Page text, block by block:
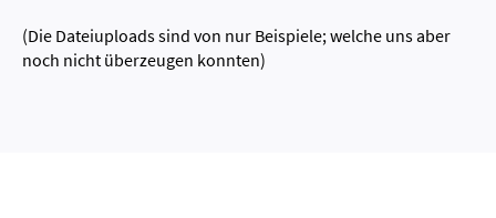
(Die Dateiuploads sind von nur Beispiele; welche uns aber
noch nicht überzeugen konnten)